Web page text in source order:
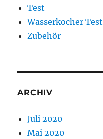
Test
Wasserkocher Test
Zubehör
ARCHIV
Juli 2020
Mai 2020